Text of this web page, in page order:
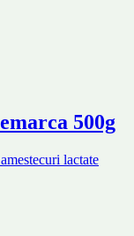
500g
lactate